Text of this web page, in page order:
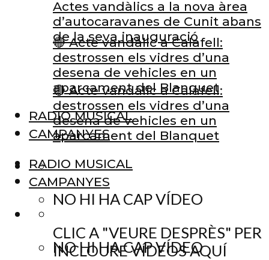
🔴 Acte vandàlic a Calafell:
destrossen els vidres d’una
desena de vehicles en un
aparcament del Blanquet
RADIO MUSICAL
CAMPANYES
NO HI HA CAP VÍDEO
CLIC A "VEURE DESPRÈS" PER
INCLOURE VÍDEOS AQUÍ
Actes vandàlics a la nova àrea
d’autocaravanes de Cunit abans
de la seva inauguració
🔴 Acte vandàlic a Calafell:
destrossen els vidres d’una
desena de vehicles en un
aparcament del Blanquet
RADIO MUSICAL
CAMPANYES
NO HI HA CAP VÍDEO